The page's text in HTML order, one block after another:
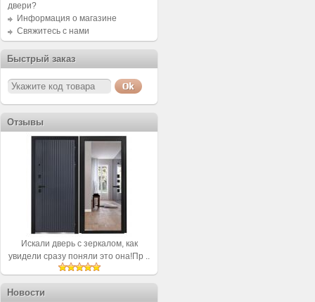
двери?
Информация о магазине
Свяжитесь с нами
Быстрый заказ
Отзывы
Искали дверь с зеркалом, как
увидели сразу поняли это она!Пр ..
Новости